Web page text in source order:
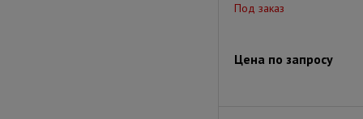
Под заказ
Цена по запросу